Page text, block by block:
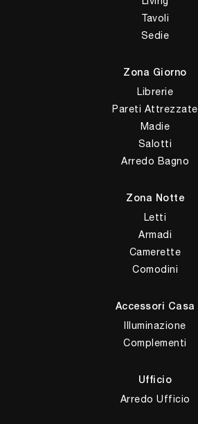
Tavoli
Sedie
Zona Giorno
Librerie
Pareti Attrezzate
Madie
Salotti
Arredo Bagno
Zona Notte
Letti
Armadi
Camerette
Comodini
Accessori Casa
Illuminazione
Complementi
Ufficio
Arredo Ufficio